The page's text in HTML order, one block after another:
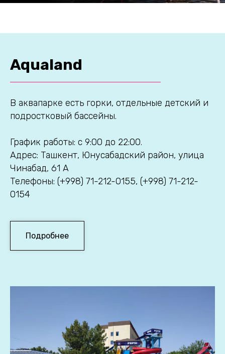
Aqualand
В аквапарке есть горки, отдельные детский и
подростковый бассейны.
График работы: с 9:00 до 22:00.
Адрес: Ташкент, Юнусабадский район, улица
Чинабад, 61 А
Телефоны: (+998) 71-212-0155, (+998) 71-212-
0154
Подробнее